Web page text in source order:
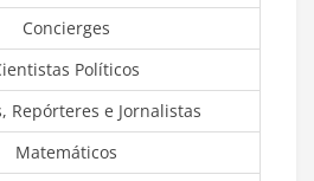
Concierges
Políticos
Repórteres e Jornalistas
Matemáticos